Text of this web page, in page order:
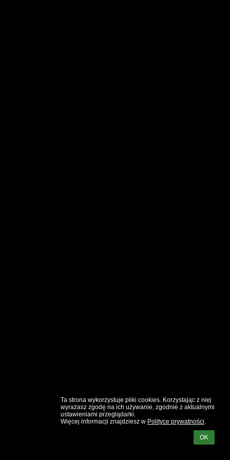
Ta strona wykorzystuje pliki cookies. Korzystając z niej
wyrażasz zgodę na ich używanie, zgodnie z aktualnymi
ustawieniami przeglądarki.
Więcej informacji znajdziesz w Polityce prywatności.
OK